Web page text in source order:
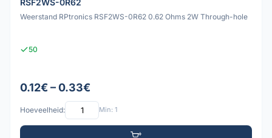
RSF2WS-0R62
Weerstand RPtronics RSF2WS-0R62 0.62 Ohms 2W Through-hole
50
0.12€ – 0.33€
Hoeveelheid: Min: 1